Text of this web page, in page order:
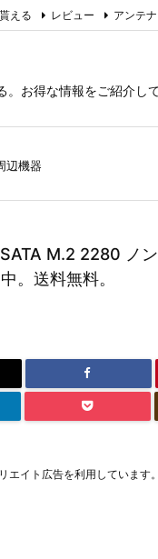
。お得な情報をご紹介し
える レビュー アンテナ
）
辺機器
SATA M.2 2280 ノ
。送料無料。
エイト広告を利用しています。